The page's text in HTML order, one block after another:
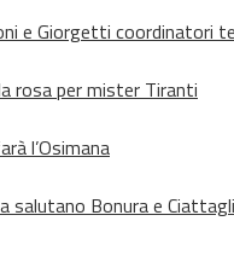
e Giorgetti coordinatori
rosa per mister Tiranti
l’Osimana
salutano Bonura e